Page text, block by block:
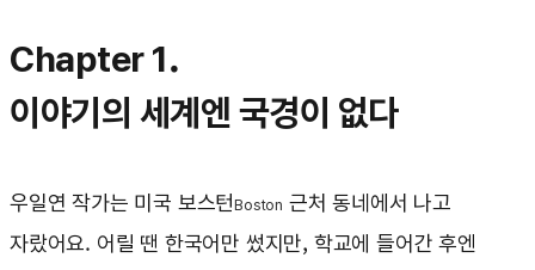
Chapter 1.
이야기의 세계엔 국경이 없다
우일연 작가는 미국 보스턴Boston 근처 동네에서 나고
자랐어요. 어릴 땐 한국어만 썼지만, 학교에 들어간 후엔